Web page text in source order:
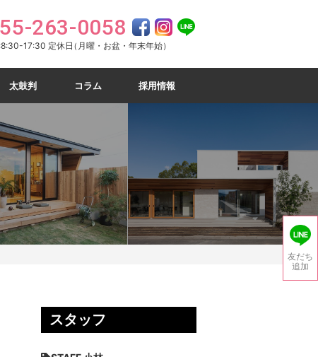
263-0058
17:30 定休日（月曜・お盆・年末年始）
太鼓判 コラム 採用情報
スタッフ
友だち
追加